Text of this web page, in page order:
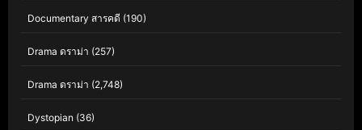
Documentary สารคดี (190)
Drama ดราม่า (257)
Drama ดราม่า (2,748)
Dystopian (36)